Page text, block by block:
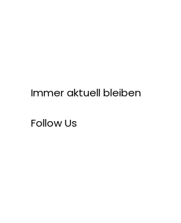
Immer aktuell bleiben
Follow Us